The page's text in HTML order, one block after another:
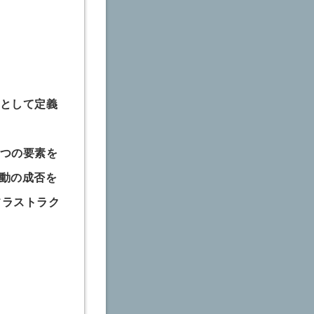
して定義
の要素を
の成否を
ストラク